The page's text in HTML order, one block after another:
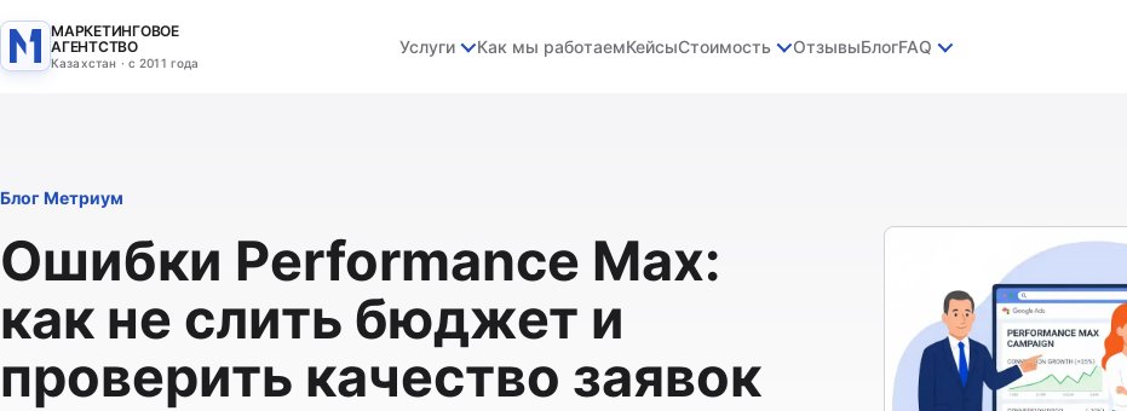
МАРКЕТИНГОВОЕ
АГЕНТСТВО
Казахстан · с 2011 года
Услуги Как мы работаемКейсыСтоимость ОтзывыБлогFAQ
Блог Метриум
Ошибки Performance Max:
как не слить бюджет и
проверить качество заявок